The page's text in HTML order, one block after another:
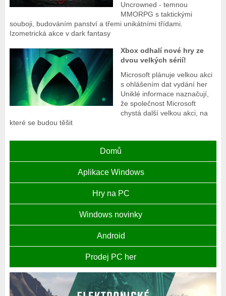
Uncrowned - temnou
MMORPG s taktickými
souboji, budováním panství a třemi unikátními třídami.
Izometrická akce v dark fantasy
Xbox odhalí nové hry ze
dvou velkých sérií!
Microsoft plánuje velkou akci
s ohlášením dat vydání her
Uniklé informace naznačují,
že společnost Microsoft
chystá další velkou akci, na
které se budou těšit
Domů
Aplikace Windows
Hry na PC
Windows novinky
Android
Prodej PC her